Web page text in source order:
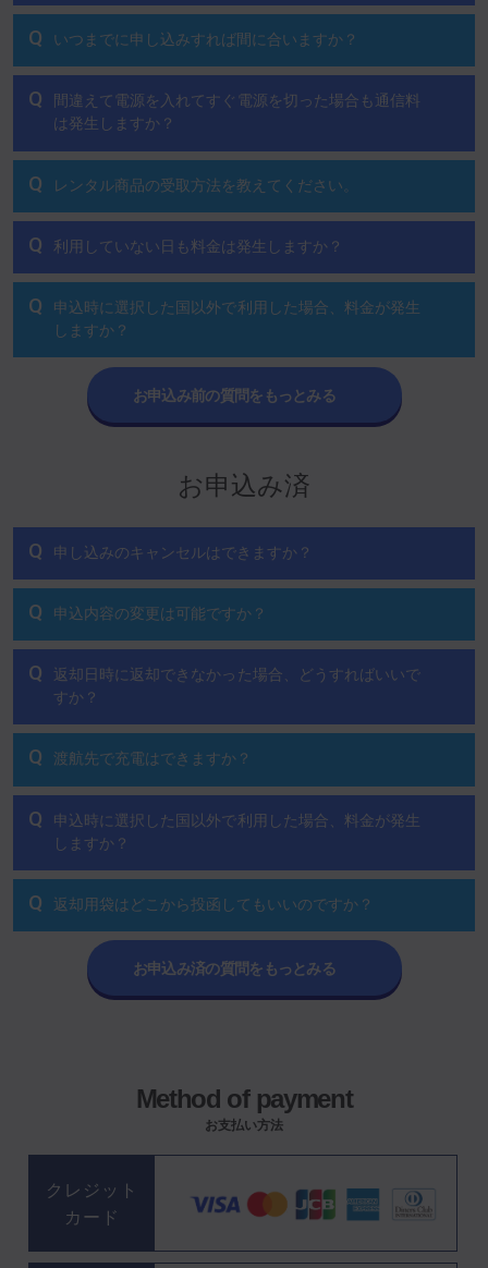
Q いつまでに申し込みすれば間に合いますか？
Q
間違えて電源を入れてすぐ電源を切った場合も通信料
は発生しますか？
Q レンタル商品の受取方法を教えてください。
Q 利用していない日も料金は発生しますか？
Q
申込時に選択した国以外で利用した場合、料金が発生
しますか？
お申込み前の質問をもっとみる
お申込み済
Q 申し込みのキャンセルはできますか？
Q 申込内容の変更は可能ですか？
Q
返却日時に返却できなかった場合、どうすればいいで
すか？
Q 渡航先で充電はできますか？
Q
申込時に選択した国以外で利用した場合、料金が発生
しますか？
Q 返却用袋はどこから投函してもいいのですか？
お申込み済の質問をもっとみる
Method of payment
お支払い方法
クレジット
カード